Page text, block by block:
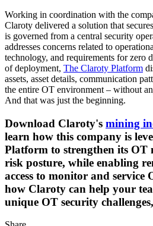
Working in coordination with the
Claroty delivered a solution that
is governed from a central security
addresses concerns related to
technology, and requirements for zero
of deployment, The Claroty Platform
assets, asset details, communication
the entire OT environment – without
And that was just the beginning.
Download Claroty's mining
learn how this company is
Platform to strengthen its OT
risk posture, while enabling
access to monitor and service
how Claroty can help your
unique OT security challenges,